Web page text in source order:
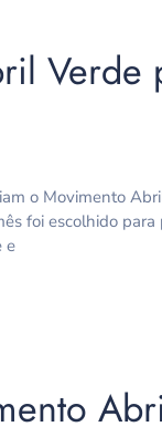
o Movimento
foi escolhido
e